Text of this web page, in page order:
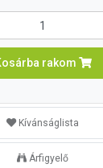
rakom
Kívánságlista
Árfigyelő